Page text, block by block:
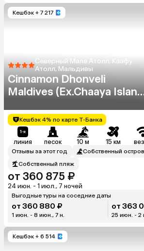
Кешбэк + 7 217
Северный Мале Атолл, Каафу
Атолл, Мальдивы
Cinnamon Dhonveli
Maldives (Ex.Chaaya Island
Кешбэк 4% по карте Т-Банка
линия песок 10 м 15 км
Отзывы за этот год
Собственный остров
Собственный пляж
от 360 875 ₽
24 июн. - 1 июл., 7 ночей
Выгодные туры на соседние даты
от 360 880 ₽
1 июн. - 8 июн., 7 н.
от 363
25 июн. - 2
Кешбэк + 6 514